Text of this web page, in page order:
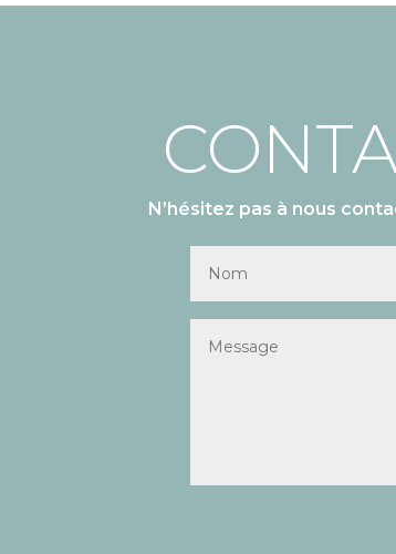
N’hésitez pas à nous